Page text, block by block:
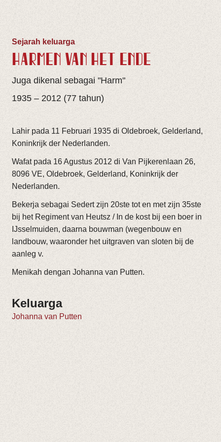
Sejarah keluarga
HARMEN VAN HET ENDE
Juga dikenal sebagai "Harm"
1935 – 2012 (77 tahun)
Lahir pada 11 Februari 1935 di Oldebroek, Gelderland,
Koninkrijk der Nederlanden.
Wafat pada 16 Agustus 2012 di Van Pijkerenlaan 26,
8096 VE, Oldebroek, Gelderland, Koninkrijk der
Nederlanden.
Bekerja sebagai Sedert zijn 20ste tot en met zijn 35ste
bij het Regiment van Heutsz / In de kost bij een boer in
IJsselmuiden, daarna bouwman (wegenbouw en
landbouw, waaronder het uitgraven van sloten bij de
aanleg v.
Menikah dengan Johanna van Putten.
Keluarga
Johanna van Putten